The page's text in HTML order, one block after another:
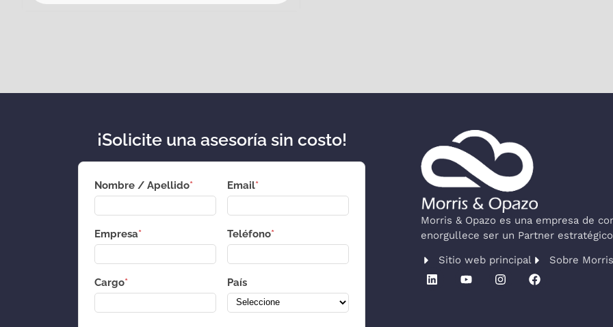
¡Solicite una asesoría sin costo!
Nombre / Apellido* Email*
Empresa* Teléfono*
Cargo* País
Morris & Opazo es una empresa de
enorgullece ser un Partner
Sitio web principal Sobre